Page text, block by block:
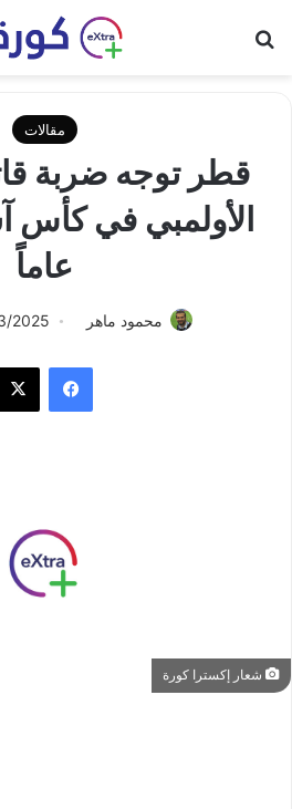
مقالات
قطر توجه ضربة
عاماً
محمود ماهر 2025
فيسبوك
شعار إكسترا كورة